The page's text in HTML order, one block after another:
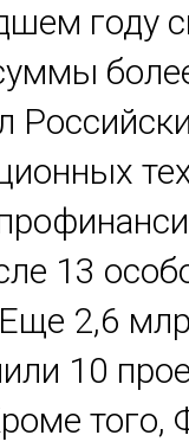
году
13
2,6
10
того,